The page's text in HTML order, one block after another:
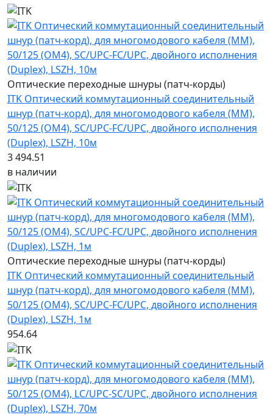
Оптические переходные шнуры (патч-корды)
ITK Оптический коммутационный соединительный
шнур (патч-корд), для многомодового кабеля (MM),
50/125 (OM4), SC/UPC-FC/UPC, двойного исполнения
(Duplex), LSZH, 10м
3 494.51
в наличии
Оптические переходные шнуры (патч-корды)
ITK Оптический коммутационный соединительный
шнур (патч-корд), для многомодового кабеля (MM),
50/125 (OM4), SC/UPC-FC/UPC, двойного исполнения
(Duplex), LSZH, 1м
954.64